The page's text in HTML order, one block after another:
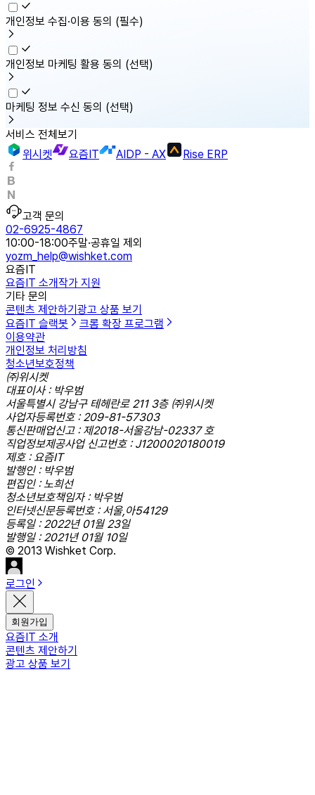
개인정보 수집·이용 동의 (필수)
개인정보 마케팅 활용 동의 (선택)
마케팅 정보 수신 동의 (선택)
서비스 전체보기
위시켓
요즘IT AIDP - AX Rise ERP
고객 문의
02-6925-4867
10:00-18:00주말·공휴일 제외
yozm_help@wishket.com
요즘IT
요즘IT 소개작가 지원
기타 문의
콘텐츠 제안하기광고 상품 보기
요즘IT 슬랙봇
크롬 확장 프로그램
이용약관
개인정보 처리방침
청소년보호정책
㈜위시켓
대표이사 : 박우범
서울특별시 강남구 테헤란로 211 3층 ㈜위시켓
사업자등록번호 : 209-81-57303
통신판매업신고 : 제2018-서울강남-02337 호
직업정보제공사업 신고번호 : J1200020180019
제호 : 요즘IT
발행인 : 박우범
편집인 : 노희선
청소년보호책임자 : 박우범
인터넷신문등록번호 : 서울,아54129
등록일 : 2022년 01월 23일
발행일 : 2021년 01월 10일
© 2013 Wishket Corp.
로그인
회원가입
요즘IT 소개
콘텐츠 제안하기
광고 상품 보기